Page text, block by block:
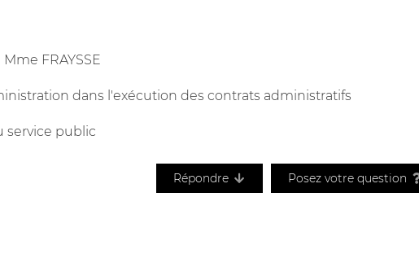
FRAYSSE
dans l'exécution des contrats administratifs
service public
Répondre Posez votre question